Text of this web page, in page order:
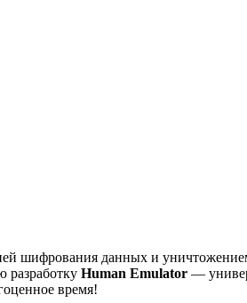
шифрования данных и
разработку Human Emulator —
время!